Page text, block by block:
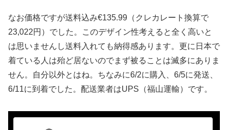
なお価格ですが送料込み€135.99（クレカレート換算で
23,022円）でした。このデザイン性考えると全く高いと
は思いませんし送料入れても納得感あります。更に日本で
着ている人は殆ど居ないのでまず被ることは滅多にありま
せん。自分以外とはね。ちなみに6/2に購入、6/5に発送、
6/11に到着でした。配送業者はUPS（福山運輸）です。